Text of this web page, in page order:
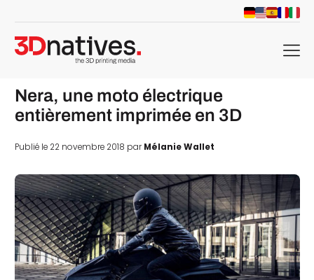
menu
Nera, une moto électrique
entièrement imprimée en 3D
Publié le 22 novembre 2018 parMélanie Wallet